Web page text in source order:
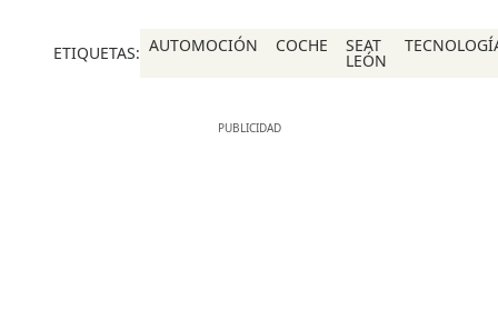
ETIQUETAS: AUTOMOCIÓN COCHE SEAT
LEÓN